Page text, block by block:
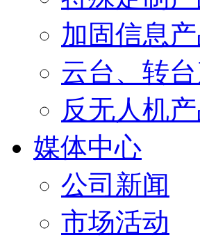
加固信息
云台、转
反无人机
媒体中心
公司新闻
市场活动